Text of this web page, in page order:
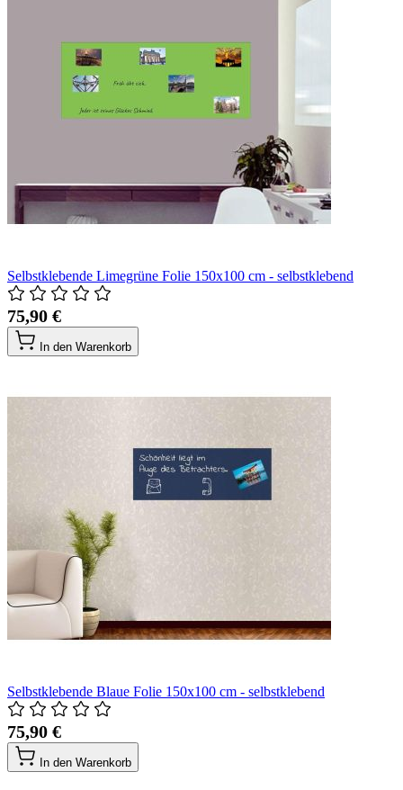
Selbstklebende Limegrüne Folie 150x100 cm - selbstklebend
75,90 €
In den Warenkorb
Selbstklebende Blaue Folie 150x100 cm - selbstklebend
75,90 €
In den Warenkorb